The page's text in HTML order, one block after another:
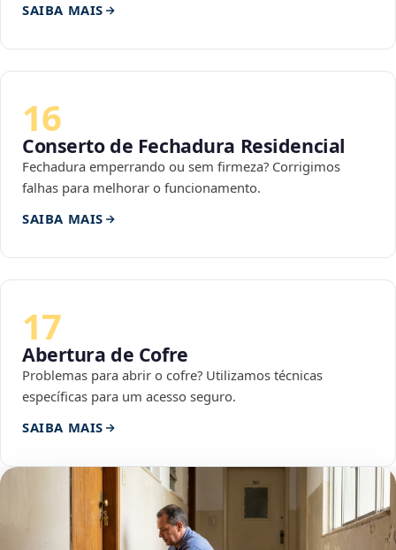
SAIBA MAIS
16
Conserto de Fechadura Residencial
Fechadura emperrando ou sem firmeza? Corrigimos
falhas para melhorar o funcionamento.
SAIBA MAIS
17
Abertura de Cofre
Problemas para abrir o cofre? Utilizamos técnicas
específicas para um acesso seguro.
SAIBA MAIS